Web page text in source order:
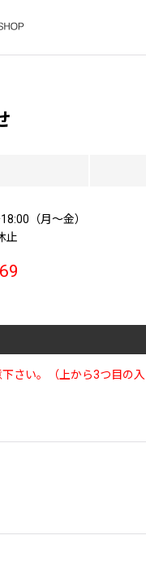
（月〜金）
止
さい。（上から3つ目の